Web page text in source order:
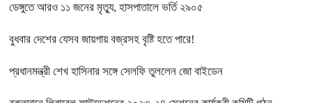
ডেঙ্গুতে আরও ১১ জনের মৃত্যু, হাসপাতালে ভর্তি ২৯০৫
বুধবার দেশের যেসব জায়গায় বজ্রসহ বৃষ্টি হতে পারে!
প্রধানমন্ত্রী শেখ হাসিনার সঙ্গে সেলফি তুললেন জো বাইডেন